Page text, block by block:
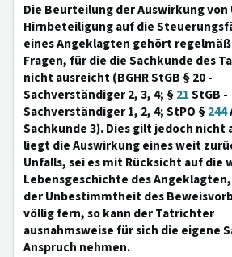
Die Beurteilung der Auswirkung
Hirnbeteiligung auf die
eines Angeklagten gehört
Fragen, für die die Sachkunde des
nicht ausreicht (BGHR StGB § 20 -
Sachverständiger 2, 3, 4; §21StGB -
Sachverständiger 1, 2, 4; StPO §244
Sachkunde 3). Dies gilt jedoch nicht
liegt die Auswirkung eines weit
Unfalls, sei es mit Rücksicht auf die
Lebensgeschichte des
der Unbestimmtheit des
völlig fern, so kann der Tatrichter
ausnahmsweise für sich die eigene
Anspruch nehmen.